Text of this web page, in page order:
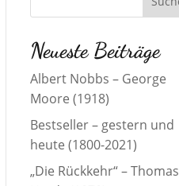
Neueste Beiträge
Albert Nobbs – George
Moore (1918)
Bestseller – gestern und
heute (1800-2021)
„Die Rückkehr“ – Thomas